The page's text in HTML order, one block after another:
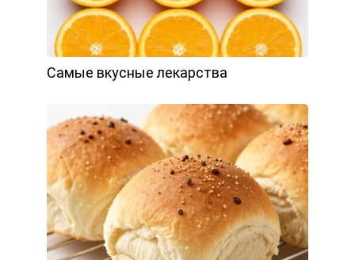
Самые вкусные лекарства